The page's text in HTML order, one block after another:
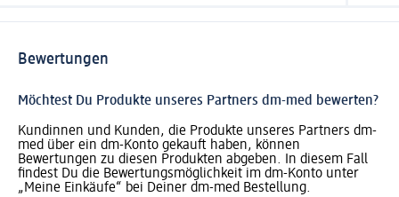
Bewertungen
Möchtest Du Produkte unseres Partners dm-med bewerten?
Kundinnen und Kunden, die Produkte unseres Partners dm-
med über ein dm-Konto gekauft haben, können
Bewertungen zu diesen Produkten abgeben. In diesem Fall
findest Du die Bewertungsmöglichkeit im dm-Konto unter
„Meine Einkäufe“ bei Deiner dm-med Bestellung.